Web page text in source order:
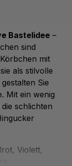
Bastelidee –
sind
mit
als stilvolle
Sie
Mit ein wenig
schlichten
Violett,